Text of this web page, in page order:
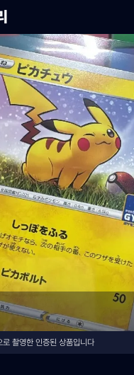
촬영한 인증된 상품입니다